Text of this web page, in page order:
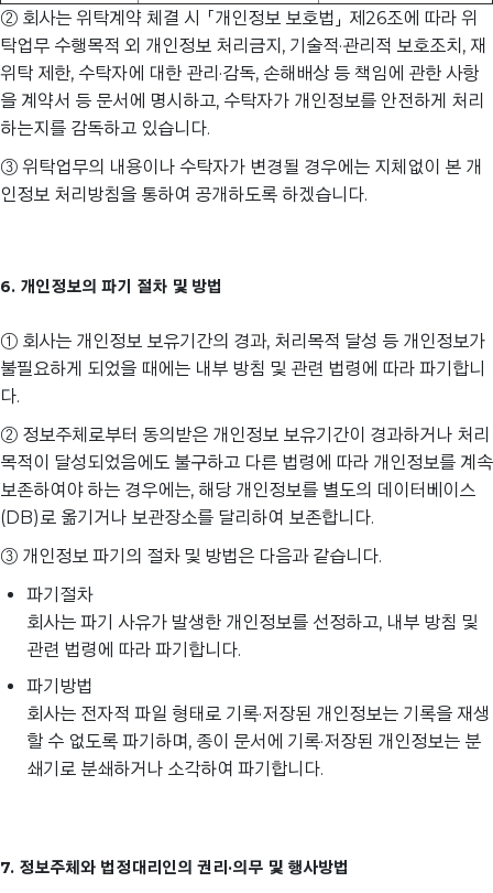
② 회사는 위탁계약 체결 시 「개인정보 보호법」 제26조에 따라 위
탁업무 수행목적 외 개인정보 처리금지, 기술적·관리적 보호조치, 재
위탁 제한, 수탁자에 대한 관리·감독, 손해배상 등 책임에 관한 사항
을 계약서 등 문서에 명시하고, 수탁자가 개인정보를 안전하게 처리
하는지를 감독하고 있습니다.
③ 위탁업무의 내용이나 수탁자가 변경될 경우에는 지체없이 본 개
인정보 처리방침을 통하여 공개하도록 하겠습니다.
6. 개인정보의 파기 절차 및 방법
① 회사는 개인정보 보유기간의 경과, 처리목적 달성 등 개인정보가
불필요하게 되었을 때에는 내부 방침 및 관련 법령에 따라 파기합니
다.
② 정보주체로부터 동의받은 개인정보 보유기간이 경과하거나 처리
목적이 달성되었음에도 불구하고 다른 법령에 따라 개인정보를 계속
보존하여야 하는 경우에는, 해당 개인정보를 별도의 데이터베이스
(DB)로 옮기거나 보관장소를 달리하여 보존합니다.
③ 개인정보 파기의 절차 및 방법은 다음과 같습니다.
파기절차
회사는 파기 사유가 발생한 개인정보를 선정하고, 내부 방침 및
관련 법령에 따라 파기합니다.
파기방법
회사는 전자적 파일 형태로 기록·저장된 개인정보는 기록을 재생
할 수 없도록 파기하며, 종이 문서에 기록·저장된 개인정보는 분
쇄기로 분쇄하거나 소각하여 파기합니다.
7. 정보주체와 법정대리인의 권리·의무 및 행사방법